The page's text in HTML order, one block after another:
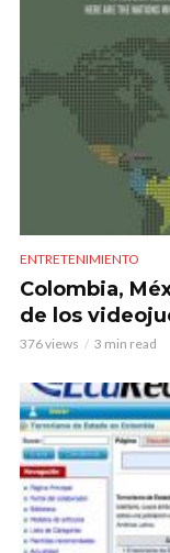
ENTRETENIMIENTO
Colombia,
de los
376 views 3 min read